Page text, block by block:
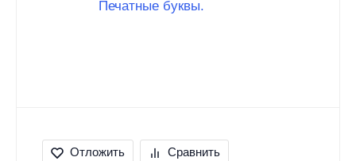
Отложить Сравнить